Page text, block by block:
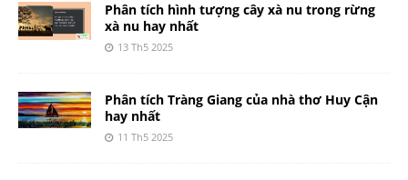
Phân tích hình tượng cây xà nu trong rừng
xà nu hay nhất
13 Th5 2025
Phân tích Tràng Giang của nhà thơ Huy Cận
hay nhất
11 Th5 2025